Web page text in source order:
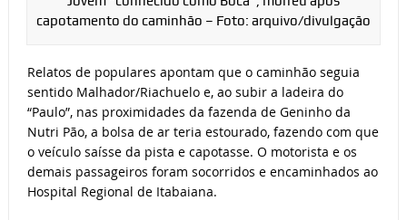
capotamento do caminhão – Foto: arquivo/divulgação
Relatos de populares apontam que o caminhão seguia
sentido Malhador/Riachuelo e, ao subir a ladeira do
“Paulo”, nas proximidades da fazenda de Geninho da
Nutri Pão, a bolsa de ar teria estourado, fazendo com que
o veículo saísse da pista e capotasse. O motorista e os
demais passageiros foram socorridos e encaminhados ao
Hospital Regional de Itabaiana.